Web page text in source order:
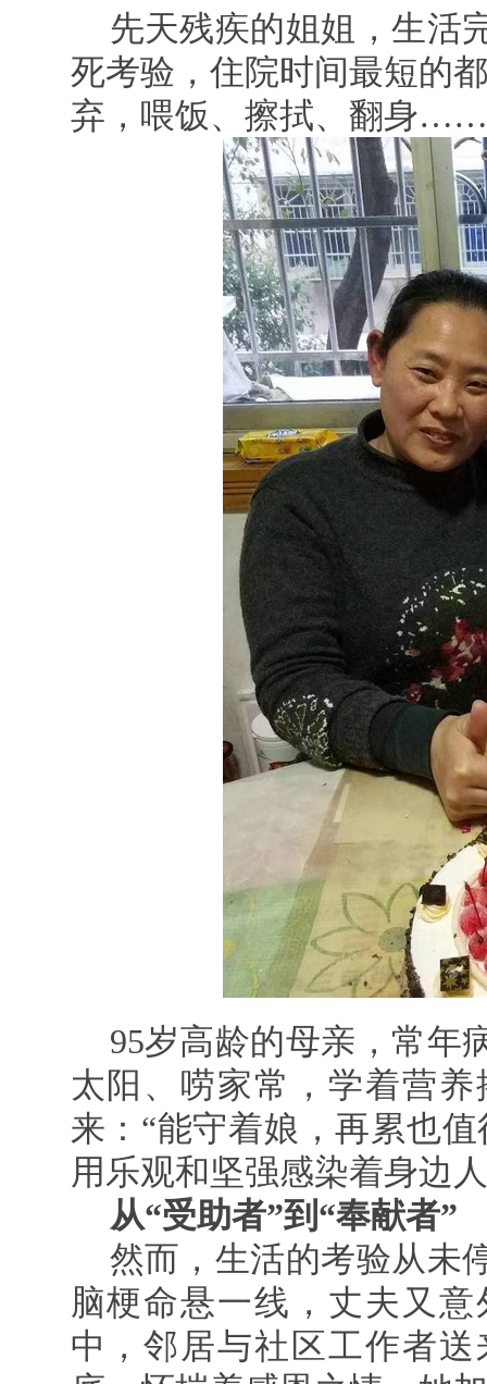
先天残疾的姐姐，生活
死考验，住院时间最短的
弃，喂饭、擦拭、翻身
95岁高龄的母亲，常年
太阳、唠家常，学着营
来：“能守着娘，再累也
用乐观和坚强感染着身边
从“受助者”到“奉献者”
然而，生活的考验从未
脑梗命悬一线，丈夫又
中，邻居与社区工作者